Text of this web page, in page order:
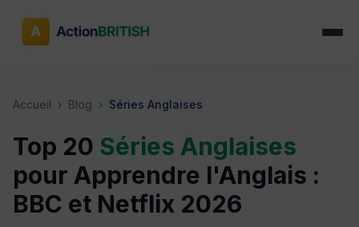
Accueil › Blog › Séries Anglaises
Top 20 Séries Anglaises
pour Apprendre l'Anglais :
BBC et Netflix 2026